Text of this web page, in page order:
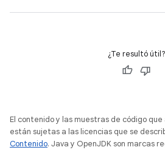
¿Te resultó útil?
El contenido y las muestras de código
están sujetas a las licencias que se
Contenido. Java y OpenJDK son marcas